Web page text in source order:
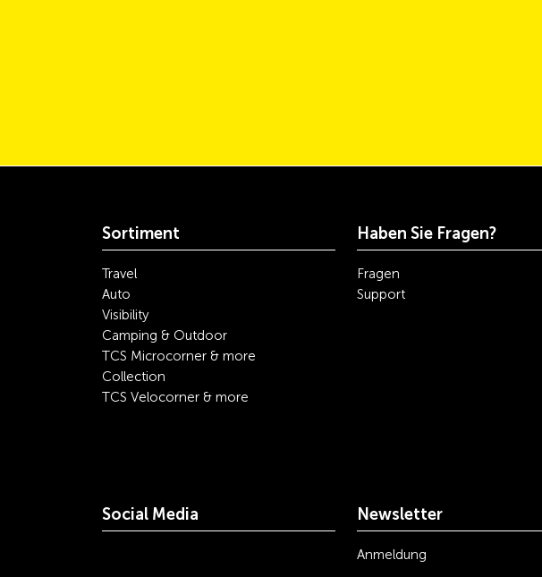
Sortiment
Travel
Auto
Visibility
Camping & Outdoor
TCS Microcorner & more
Collection
TCS Velocorner & more
Haben Sie Fragen?
Fragen
Support
Social Media Newsletter
Anmeldung